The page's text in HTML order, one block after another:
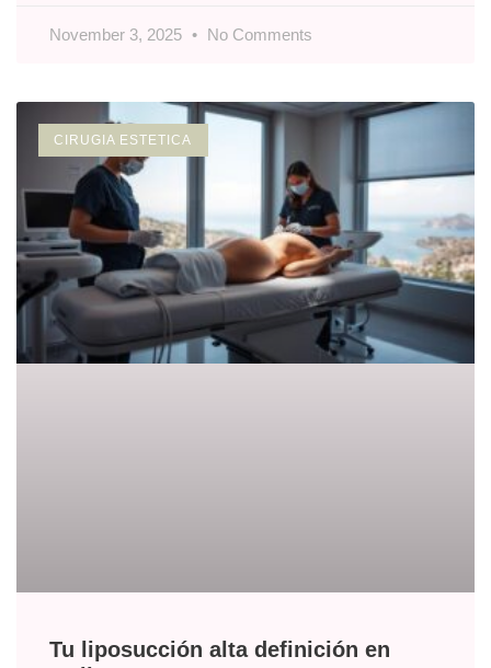
November 3, 2025 No Comments
CIRUGIA ESTETICA
Tu liposucción alta definición en